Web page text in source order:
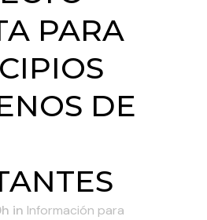
PARA
DE
in Información para